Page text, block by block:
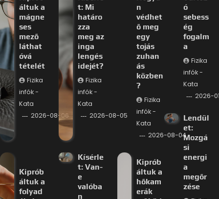
áltuk a
mágne
ses
mező
láthat
óvá
tételét
Fizika
infók -
Kata
2026-08-06
t: Mi
határo
zza
meg az
inga
lengés
idejét?
Fizika
infók -
Kata
2026-08-05
n
védhet
ő meg
egy
tojás
zuhan
ás
közben
?
Fizika
infók -
Kata
2026-08-04
Kiprób
áltuk a
folyad
Kísérle
t: Van-
e
valóba
n
Kiprób
áltuk a
hőkam
erák
ó
sebess
ég
fogalm
a
Fizika
infók -
Kata
2026-
Lendül
et:
Mozgá
si
energi
a
megőr
zése